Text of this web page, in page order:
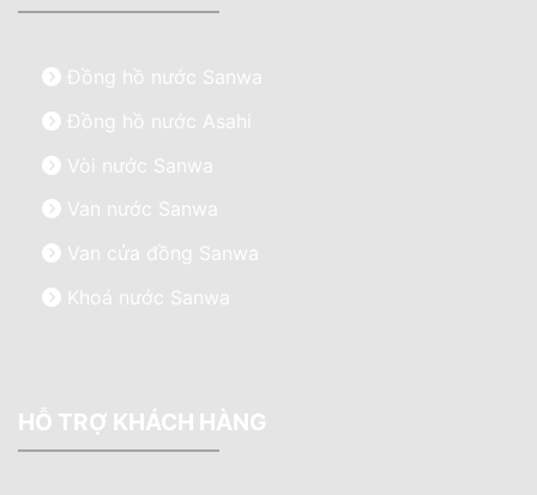
Đồng hồ nước Sanwa
Đồng hồ nước Asahi
Vòi nước Sanwa
Van nước Sanwa
Van cửa đồng Sanwa
Khoá nước Sanwa
HỖ TRỢ KHÁCH HÀNG